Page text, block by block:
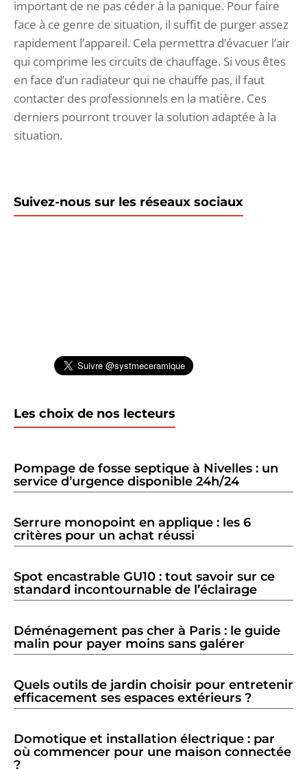
important de ne pas céder à la panique. Pour faire
face à ce genre de situation, il suffit de purger assez
rapidement l’appareil. Cela permettra d’évacuer l’air
qui comprime les circuits de chauffage. Si vous êtes
en face d’un radiateur qui ne chauffe pas, il faut
contacter des professionnels en la matière. Ces
derniers pourront trouver la solution adaptée à la
situation.
Suivez-nous sur les réseaux sociaux
Les choix de nos lecteurs
Pompage de fosse septique à Nivelles : un
service d’urgence disponible 24h/24
Serrure monopoint en applique : les 6
critères pour un achat réussi
Spot encastrable GU10 : tout savoir sur ce
standard incontournable de l’éclairage
Déménagement pas cher à Paris : le guide
malin pour payer moins sans galérer
Quels outils de jardin choisir pour entretenir
efficacement ses espaces extérieurs ?
Domotique et installation électrique : par
où commencer pour une maison connectée
?